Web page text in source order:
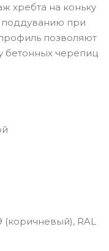
хребта на коньку
поддуванию при
позволяют
бетонных черепиц
(коричневый), RAL